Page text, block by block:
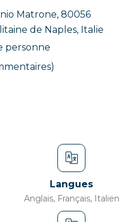
Matrone, 80056
de Naples, Italie
personne
Langues
Anglais, Français, Italien